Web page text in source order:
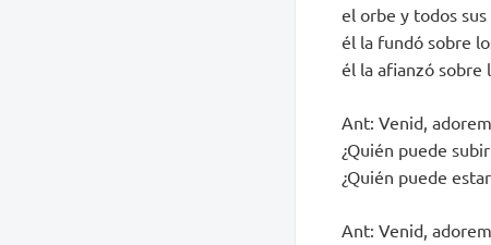
el orbe y todos
él la fundó sobre
él la afianzó sobre
Ant: Venid,
¿Quién puede
¿Quién puede
Ant: Venid,